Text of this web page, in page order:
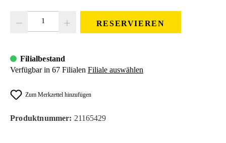
RESERVIEREN
Filialbestand
Verfügbar in 67 Filialen Filiale auswählen
Zum Merkzettel hinzufügen
Produktnummer: 21165429